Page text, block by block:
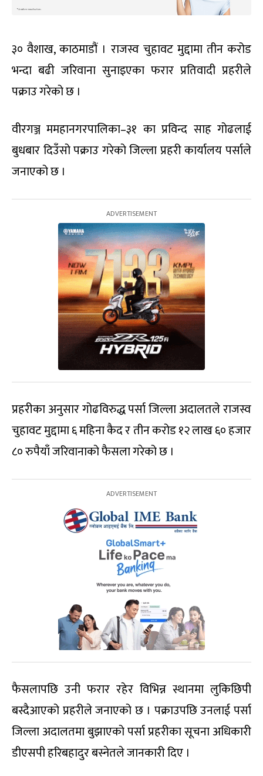
३० वैशाख, काठमाडौं । राजस्व चुहावट मुद्दामा तीन करोड
भन्दा बढी जरिवाना सुनाइएका फरार प्रतिवादी प्रहरीले
पक्राउ गरेको छ ।
वीरगञ्ज ममहानगरपालिका–३१ का प्रविन्द साह गोढलाई
बुधबार दिउँसो पक्राउ गरेको जिल्ला प्रहरी कार्यालय पर्साले
जनाएको छ ।
प्रहरीका अनुसार गोढविरुद्ध पर्सा जिल्ला अदालतले राजस्व
चुहावट मुद्दामा ६ महिना कैद र तीन करोड १२ लाख ६० हजार
८० रुपैयाँ जरिवानाको फैसला गरेको छ ।
फैसलापछि उनी फरार रहेर विभिन्न स्थानमा लुकिछिपी
बस्दैआएको प्रहरीले जनाएको छ । पक्राउपछि उनलाई पर्सा
जिल्ला अदालतमा बुझाएको पर्सा प्रहरीका सूचना अधिकारी
डीएसपी हरिबहादुर बस्नेतले जानकारी दिए ।